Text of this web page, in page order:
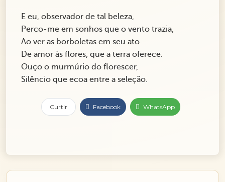
E eu, observador de tal beleza,
Perco-me em sonhos que o vento trazia,
Ao ver as borboletas em seu ato
De amor às flores, que a terra oferece.
Ouço o murmúrio do florescer,
Silêncio que ecoa entre a seleção.
Curtir Facebook WhatsApp